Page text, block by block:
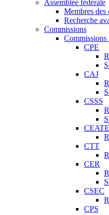
Assemblée fédérale
Membres des
Recherche
Commissions
Commissions
CPE
CAJ
CSSS
CEATE
CTT
CER
CSEC
CPS